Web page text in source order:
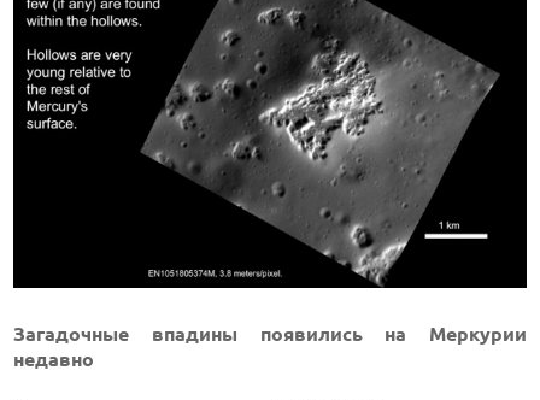
Загадочные впадины появились на Меркурии
недавно